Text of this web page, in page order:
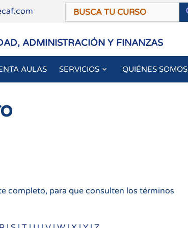
ADMINISTRACIÓN Y FINANZAS
AULAS SERVICIOS QUIÉNES SOMOS
completo, para que consulten los términos